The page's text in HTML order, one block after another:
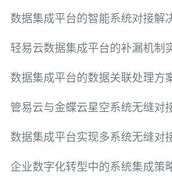
数据集成平台的智能系统对接解
轻易云数据集成平台的补漏机制
数据集成平台的数据关联处理方
管易云与金蝶云星空系统无缝对
数据集成平台实现多系统无缝对
企业数字化转型中的系统集成策